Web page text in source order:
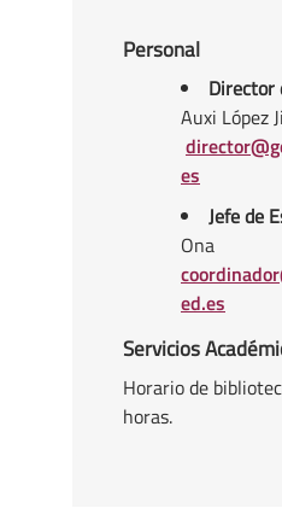
Personal
Director
Auxi López
es
Jefe de
Ona
ed.es
Servicios
Horario de
horas.